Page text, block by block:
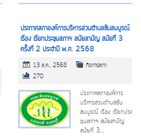
ประกาศสภาองค์การบริหารส่วนตำบลซับสมบูรณ์
เรื่อง เรียกประชุมสภาฯ สมัยสามัญ สมัยที่ 3
ครั้งที่ 2 ประจำปี พ.ศ. 2568
13 ส.ค., 2568
กิจการสภา
270
ประกาศสภาองค์การ
บริหารส่วนตำบลซับ
สมบูรณ์ เรื่อง เรียกประ
ชุมสภาฯ สมัยสามัญ
สมัยที่ 3…